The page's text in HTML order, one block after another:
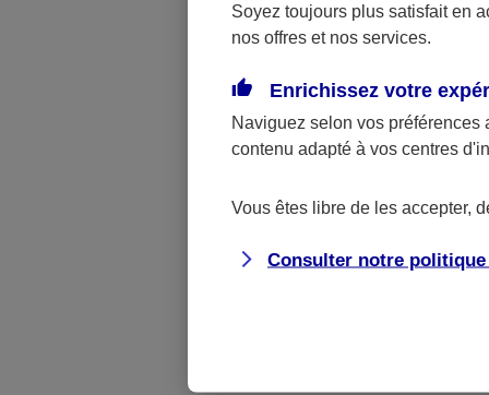
Les
56
Soyez toujours plus satisfait en
nos offres et nos services.
Enrichissez votre
Naviguez selon vos préférences
contenu adapté à vos centres
Vous êtes libre de les accepter,
Consulter notre politique